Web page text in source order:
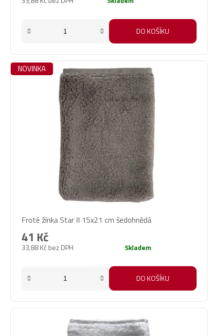
DO KOŠÍKU
NOVINKA
Froté žínka Star II 15x21 cm šedohnědá
33,88 Kč bez DPH
41 Kč
Skladem
DO KOŠÍKU